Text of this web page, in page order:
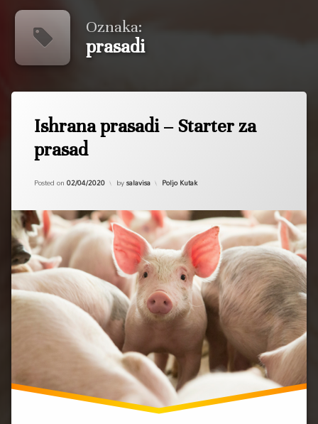
Oznaka:
prasadi
Ishrana prasadi – Starter za
prasad
Posted on 02/04/2020 Updated on 02/04/2020
bysalavisa Kategorije:
Poljo Kutak
ishrana
prasadi